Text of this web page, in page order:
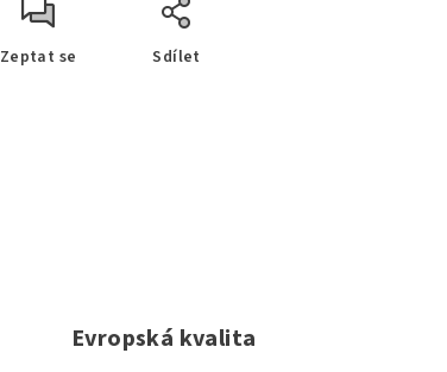
Zeptat se Sdílet
Evropská kvalita